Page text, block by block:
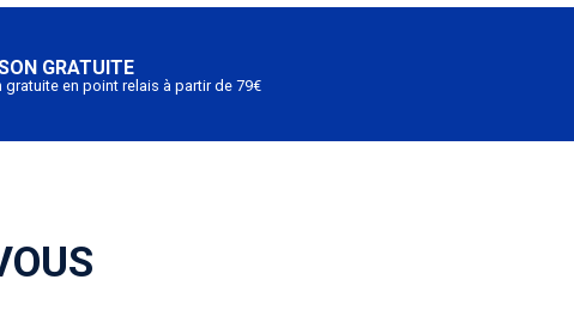
GRATUITE
gratuite en point relais à partir de 79€